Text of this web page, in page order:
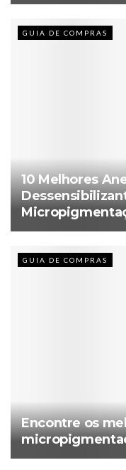
GUIA DE COMPRAS
10 Melhores
GUIA DE COMPRAS
Encontre os